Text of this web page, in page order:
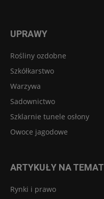
UPRAWY
Rośliny ozdobne
Szkółkarstwo
Warzywa
Sadownictwo
Szklarnie tunele osłony
Owoce jagodowe
ARTYKUŁY NA TEMAT
Rynki i prawo